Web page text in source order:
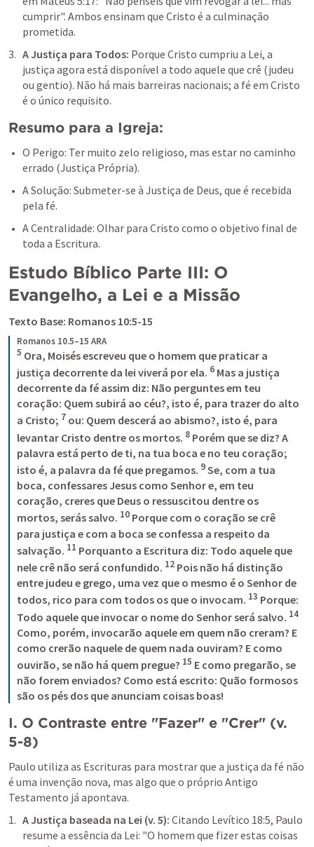
cumprir". Ambos ensinam que Cristo é a culminação
prometida.
A Justiça para Todos: Porque Cristo cumpriu a Lei, a
justiça agora está disponível a todo aquele que crê (judeu
ou gentio). Não há mais barreiras nacionais; a fé em Cristo
é o único requisito.
Resumo para a Igreja:
O Perigo: Ter muito zelo religioso, mas estar no caminho
errado (Justiça Própria).
A Solução: Submeter-se à Justiça de Deus, que é recebida
pela fé.
A Centralidade: Olhar para Cristo como o objetivo final de
toda a Escritura.
Estudo Bíblico Parte III: O
Evangelho, a Lei e a Missão
Texto Base: Romanos 10:5-15
Romanos 10.5–15 ARA
5 Ora, Moisés escreveu que o homem que praticar a
justiça decorrente da lei viverá por ela. 6 Mas a justiça
decorrente da fé assim diz: Não perguntes em teu
coração: Quem subirá ao céu?, isto é, para trazer do alto
a Cristo; 7 ou: Quem descerá ao abismo?, isto é, para
levantar Cristo dentre os mortos. 8 Porém que se diz? A
palavra está perto de ti, na tua boca e no teu coração;
isto é, a palavra da fé que pregamos. 9 Se, com a tua
boca, confessares Jesus como Senhor e, em teu
coração, creres que Deus o ressuscitou dentre os
mortos, serás salvo. 10 Porque com o coração se crê
para justiça e com a boca se confessa a respeito da
salvação. 11 Porquanto a Escritura diz: Todo aquele que
nele crê não será confundido. 12 Pois não há distinção
entre judeu e grego, uma vez que o mesmo é o Senhor de
todos, rico para com todos os que o invocam. 13 Porque:
Todo aquele que invocar o nome do Senhor será salvo. 14
Como, porém, invocarão aquele em quem não creram? E
como crerão naquele de quem nada ouviram? E como
ouvirão, se não há quem pregue? 15 E como pregarão, se
não forem enviados? Como está escrito: Quão formosos
são os pés dos que anunciam coisas boas!
I. O Contraste entre "Fazer" e "Crer" (v.
5-8)
Paulo utiliza as Escrituras para mostrar que a justiça da fé não
é uma invenção nova, mas algo que o próprio Antigo
Testamento já apontava.
A Justiça baseada na Lei (v. 5): Citando Levítico 18:5, Paulo
resume a essência da Lei: "O homem que fizer estas coisas